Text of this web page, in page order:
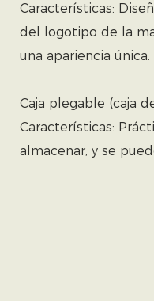
Características:
del logotipo de la
una apariencia única.
Caja plegable (caja
Características:
almacenar, y se